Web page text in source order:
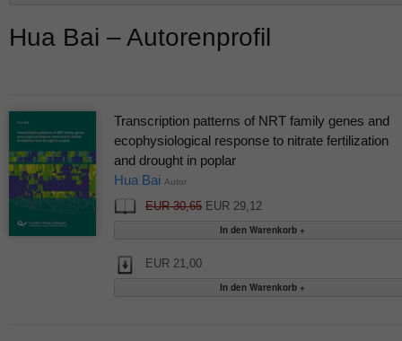
Hua Bai – Autorenprofil
Transcription patterns of NRT family genes and
ecophysiological response to nitrate fertilization
and drought in poplar
Hua Bai Autor
EUR 30,65EUR 29,12
EUR 21,00